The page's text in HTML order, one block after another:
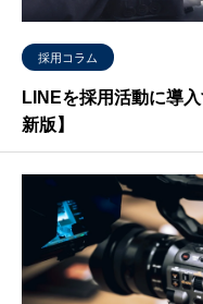
採用コラム
LINEを採用活動に導
新版】